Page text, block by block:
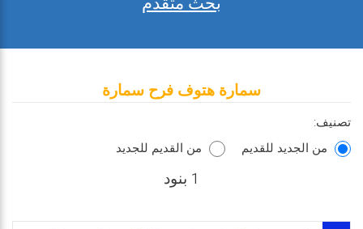
سمارة هتوف فرح سمارة
تصنيف:
من الجديد للقديم
من القديم للجديد
1 بنود